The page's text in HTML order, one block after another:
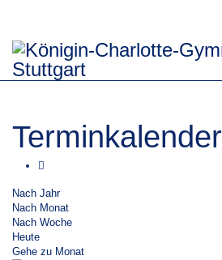
Terminkalender
Nach Jahr
Nach Monat
Nach Woche
Heute
Gehe zu Monat